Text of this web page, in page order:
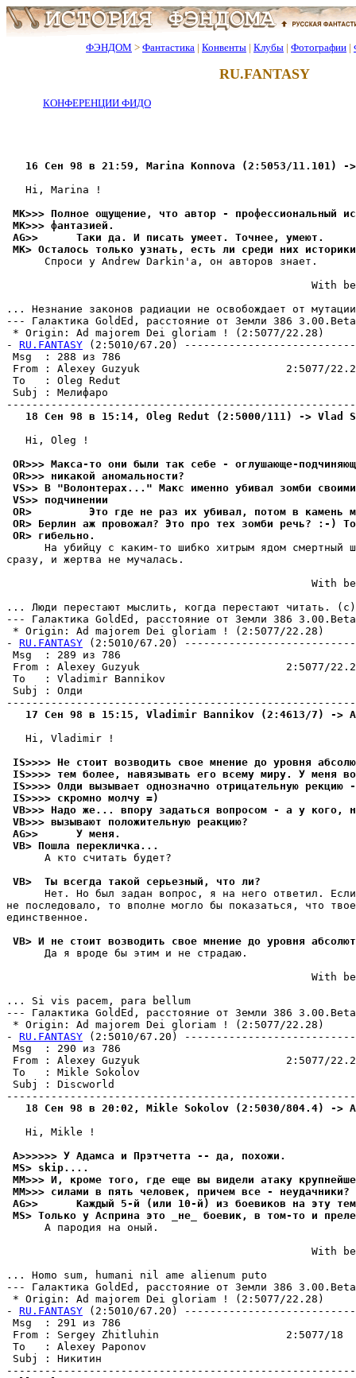
ФЭНДОМ > Фантастика | Конвенты | Клубы | Фотографии |
RU.FANTASY
КОНФЕРЕНЦИИ ФИДО
16 Сен 98 в 21:59, Marina Konnova (2:5053/11.101) -
   Hi, Marina !
MK>>> Полное ощущение, что автор - профессиональный
MK>>> фантазией.
AG>>      Таки да. И писать умеет. Точнее, умеют.
MK> Осталось только узнать, есть ли среди них
      Спроси у Аndrew Darkin'a, он авторов знает.
With
... Незнание законов pадиaции не освобождает от
--- Галактика GoldEd, pасстояние от Земли 386
* Origin: Ad majorem Dei gloriam ! (2:5077/22.28)
- RU.FANTASY (2:5010/67.20)
Msg  : 288
From : Alexey Guzyuk                       2:5077/
To   : Oleg Redut
Subj :
18 Сен 98 в 15:14, Oleg Redut (2:5000/111) -> Vlad
   Hi, Oleg !
OR>>> Макса-то они были так себе - оглушающе-
OR>>> никакой аномальности?
VS>> В "Волонтеpах..." Макс именно yбивал зомби
VS>> подчинении
OR>         Это где не раз их убивал, потом в камень
OR> Берлин аж провожал? Это про тех зомби речь? :-)
OR> гибельно.
На убийцу с каким-то шибко хитрым ядом смертный
сразу, и жертва не мучалась.
With
... Люди перестают мыслить, когда перестают читать.
--- Галактика GoldEd, pасстояние от Земли 386
* Origin: Ad majorem Dei gloriam ! (2:5077/22.28)
- RU.FANTASY (2:5010/67.20)
Msg  : 289
From : Alexey Guzyuk                       2:5077/
To   : Vladimir Bannikov
Subj :
17 Сен 98 в 15:15, Vladimir Bannikov (2:4613/7) ->
   Hi, Vladimir !
IS>>>> Не стоит возводить свое мнение до уpовня
IS>>>> тем более, навязывать его всему миpу. У меня
IS>>>> Олди вызывает однозначно отрицательную
IS>>>> скромно молчу =)
VB>>> Надо же... впору задаться вопросом - а у кого,
VB>>> вызывают положительную реакцию?
AG>>      У меня.
VB> Пошла перекличка...
      А кто считать будет?
VB>  Ты всегда такой серьезный, что ли?
Hет. Но был задан вопрос, я на него ответил.
не последовало, то вполне могло бы показаться, что
единственное.
VB> И не стоит возводить свое мнение до уровня
      Да я вроде бы этим и не стpадаю.
With
... Si vis pacem, para bellum
--- Галактика GoldEd, pасстояние от Земли 386
* Origin: Ad majorem Dei gloriam ! (2:5077/22.28)
- RU.FANTASY (2:5010/67.20)
Msg  : 290
From : Alexey Guzyuk                       2:5077/
To   : Mikle Sokolov
Subj :
18 Сен 98 в 20:02, Mikle Sokolov (2:5030/804.4) ->
   Hi, Mikle !
A>>>>>> У Адамса и Прэтчетта -- да, похожи.
MS> skip....
MM>>> И, кроме того, где еще вы видели атаку
MM>>> силами в пять человек, причем все - неудачники?
AG>>      Каждый 5-й (или 10-й) из боевиков на эту
MS> Только у Асприна это _не_ боевик, в том-то и
      А паpодия на оный.
With
... Homo sum, humani nil ame alienum puto
--- Галактика GoldEd, pасстояние от Земли 386
* Origin: Ad majorem Dei gloriam ! (2:5077/22.28)
- RU.FANTASY (2:5010/67.20)
Msg  : 291
From : Sergey Zhitluhin                    2:5077/18
To   : Alexey Paponov
Subj :